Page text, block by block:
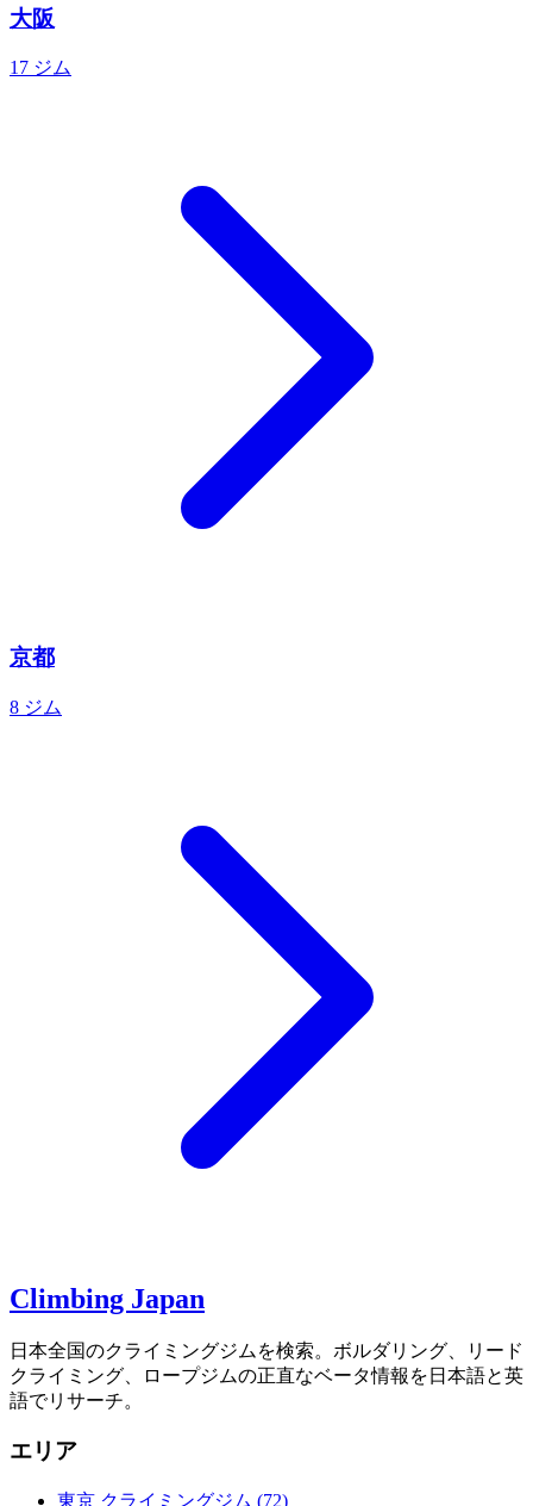
大阪
17 ジム
京都
8 ジム
Climbing Japan
日本全国のクライミングジムを検索。ボルダリング、リード
クライミング、ロープジムの正直なベータ情報を日本語と英
語でリサーチ。
エリア
東京 クライミングジム (72)